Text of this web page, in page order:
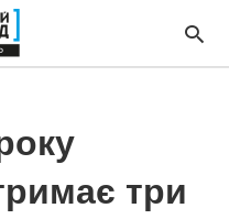
три